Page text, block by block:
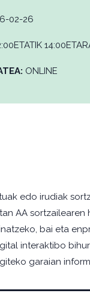
02-26
ONLINE
edo irudiak
AA
bai eta
interaktibo
garaian